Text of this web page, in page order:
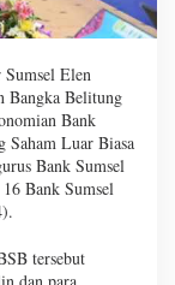
Elen
Bangka Belitung
Bank
Saham Luar Biasa
Bank Sumsel
Bank Sumsel
tersebut